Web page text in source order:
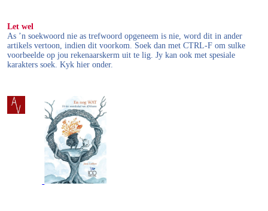
Let wel
As ’n soekwoord nie as trefwoord opgeneem is nie, word dit in ander
artikels vertoon, indien dit voorkom. Soek dan met CTRL-F om sulke
voorbeelde op jou rekenaarskerm uit te lig. Jy kan ook met spesiale
karakters soek. Kyk hier onder.